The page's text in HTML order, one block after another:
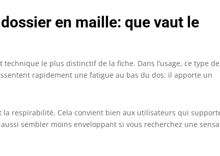
en maille: que vaut le
le plus distinctif de la fiche. Dans l’usage, ce type de
rapidement une fatigue au bas du dos: il apporte un
la respirabilité. Cela convient bien aux utilisateurs qui
sembler moins enveloppant si vous recherchez une